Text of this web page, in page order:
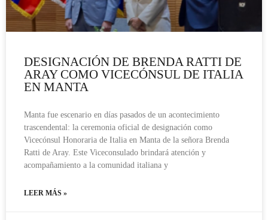
DESIGNACIÓN DE BRENDA RATTI DE
ARAY COMO VICECÓNSUL DE ITALIA
EN MANTA
Manta fue escenario en días pasados de un acontecimiento
trascendental: la ceremonia oficial de designación como
Vicecónsul Honoraria de Italia en Manta de la señora Brenda
Ratti de Aray. Este Viceconsulado brindará atención y
acompañamiento a la comunidad italiana y
LEER MÁS »